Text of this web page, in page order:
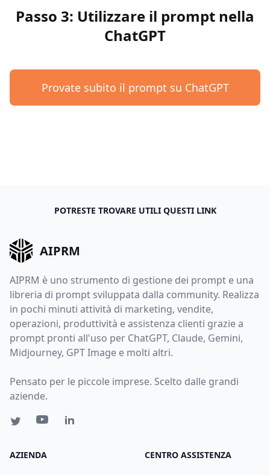
Passo 3: Utilizzare il prompt nella
ChatGPT
Provate subito il prompt su ChatGPT
POTRESTE TROVARE UTILI QUESTI LINK
AIPRM
AIPRM è uno strumento di gestione dei prompt e una
libreria di prompt sviluppata dalla community. Realizza
in pochi minuti attività di marketing, vendite,
operazioni, produttività e assistenza clienti grazie a
prompt pronti all'uso per ChatGPT, Claude, Gemini,
Midjourney, GPT Image e molti altri.
Pensato per le piccole imprese. Scelto dalle grandi
aziende.
AZIENDA CENTRO ASSISTENZA